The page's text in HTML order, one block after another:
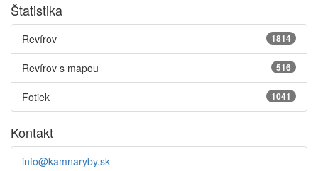
Štatistika
1814
Revírov
516
Revírov s mapou
1041
Fotiek
Kontakt
info@kamnaryby.sk